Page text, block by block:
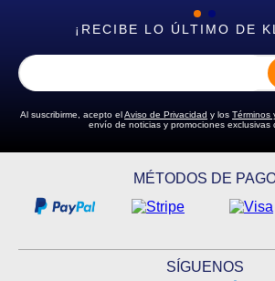
¡RECIBE LO ÚLTIMO DE
Al suscribirme, acepto elAviso de Privacidad y los Términos
envío de noticias y promociones exclusivas
MÉTODOS DE
SÍGUENOS